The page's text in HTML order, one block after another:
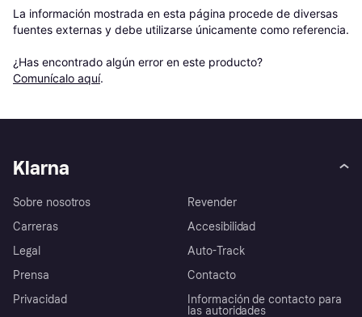
La información mostrada en esta página procede de diversas
fuentes externas y debe utilizarse únicamente como referencia.
¿Has encontrado algún error en este producto?
Comunícalo aquí.
Klarna
Sobre nosotros
Carreras
Legal
Prensa
Privacidad
Revender
Accesibilidad
Auto-Track
Contacto
Información de contacto para
las autoridades